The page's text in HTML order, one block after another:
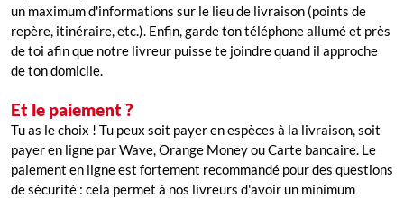
un maximum d'informations sur le lieu de livraison (points de
repère, itinéraire, etc.). Enfin, garde ton téléphone allumé et près
de toi afin que notre livreur puisse te joindre quand il approche
de ton domicile.
Et le paiement ?
Tu as le choix ! Tu peux soit payer en espèces à la livraison, soit
payer en ligne par Wave, Orange Money ou Carte bancaire. Le
paiement en ligne est fortement recommandé pour des questions
de sécurité : cela permet à nos livreurs d'avoir un minimum